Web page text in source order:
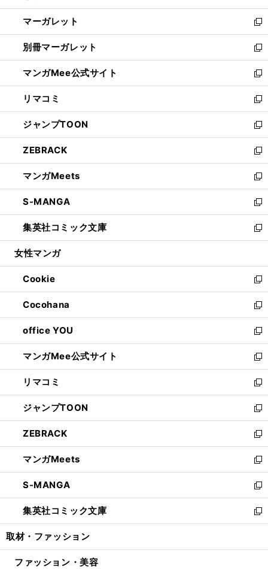
開
く
ウ
で
開
く
ン
ド
ウ
で
開
く
し
い
ウ
ィ
ン
ド
ウ
で
開
く
マーガレット
新
し
い
ウ
ィ
ン
ド
ウ
で
開
く
別冊マーガレット
新
し
い
ウ
ィ
ン
ド
ウ
で
開
く
マンガMee公式サイト
新
し
い
ウ
ィ
ン
ド
ウ
で
開
く
リマコミ
新
し
い
ウ
ィ
ン
ド
ウ
で
開
く
ジャンプTOON
新
し
い
ウ
ィ
ン
ド
ウ
で
開
ZEBRACK
新
し
い
ウ
ィ
ン
ド
ウ
開
く
マンガMeets
新
し
い
ウ
ィ
ン
ウ
で
開
く
S-MANGA
新
し
い
ウ
ン
ド
ウ
で
開
く
集英社コミック文庫
新
し
ウ
ィ
ン
ド
ウ
で
開
く
女性マンガ
Cookie
新
し
い
ウ
ィ
ン
ド
ウ
で
開
く
Cocohana
新
し
い
ウ
ィ
ン
ド
ウ
で
開
く
office YOU
新
し
い
ウ
ィ
ン
ド
ウ
で
開
く
マンガMee公式サイト
新
し
い
ウ
ィ
ン
ド
ウ
で
開
く
リマコミ
新
し
い
ウ
ィ
ン
ド
ウ
で
開
く
ジャンプTOON
新
し
い
ウ
ィ
ン
ド
ウ
で
開
ZEBRACK
新
し
い
ウ
ィ
ン
ド
ウ
開
マンガMeets
新
し
い
ウ
ィ
ン
ウ
S-MANGA
新
し
い
ウ
ン
集英社コミック文庫
新
し
ウ
取材・ファッション
ファッション・美容